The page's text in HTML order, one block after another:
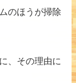
のほうが掃除
、その理由に